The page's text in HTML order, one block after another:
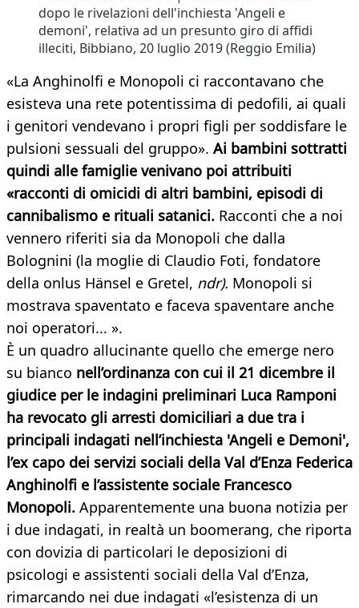
dopo le rivelazioni dell'inchiesta 'Angeli e
demoni', relativa ad un presunto giro di affidi
illeciti, Bibbiano, 20 luglio 2019 (Reggio Emilia)
«La Anghinolfi e Monopoli ci raccontavano che
esisteva una rete potentissima di pedofili, ai quali
i genitori vendevano i propri figli per soddisfare le
pulsioni sessuali del gruppo». Ai bambini sottratti
quindi alle famiglie venivano poi attribuiti
«racconti di omicidi di altri bambini, episodi di
cannibalismo e rituali satanici. Racconti che a noi
vennero riferiti sia da Monopoli che dalla
Bolognini (la moglie di Claudio Foti, fondatore
della onlus Hänsel e Gretel, ndr). Monopoli si
mostrava spaventato e faceva spaventare anche
noi operatori... ».
È un quadro allucinante quello che emerge nero
su bianco nell’ordinanza con cui il 21 dicembre il
giudice per le indagini preliminari Luca Ramponi
ha revocato gli arresti domiciliari a due tra i
principali indagati nell’inchiesta 'Angeli e Demoni',
l’ex capo dei servizi sociali della Val d’Enza Federica
Anghinolfi e l’assistente sociale Francesco
Monopoli. Apparentemente una buona notizia per
i due indagati, in realtà un boomerang, che riporta
con dovizia di particolari le deposizioni di
psicologi e assistenti sociali della Val d’Enza,
rimarcando nei due indagati «l’esistenza di un